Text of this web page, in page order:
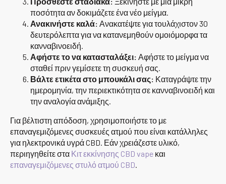
ποσότητα αν δοκιμάζετε ένα νέο μείγμα.
Ανακινήστε καλά: Ανακατέψτε για τουλάχιστον 30
δευτερόλεπτα για να κατανεμηθούν ομοιόμορφα τα
κανναβινοειδή.
Αφήστε το να κατασταλάξει: Αφήστε το μείγμα να
σταθεί πριν γεμίσετε τη συσκευή σας.
Βάλτε ετικέτα στο μπουκάλι σας: Καταγράψτε την
ημερομηνία, την περιεκτικότητα σε κανναβινοειδή και
την αναλογία ανάμιξης.
Για βέλτιστη απόδοση, χρησιμοποιήστε το με
επαναγεμιζόμενες συσκευές ατμού που είναι κατάλληλες
για ηλεκτρονικά υγρά CBD. Εάν χρειάζεστε υλικό,
περιηγηθείτε στα Κιτ εκκίνησης CBD vape και
επαναγεμιζόμενες στυλό ατμού CBD.